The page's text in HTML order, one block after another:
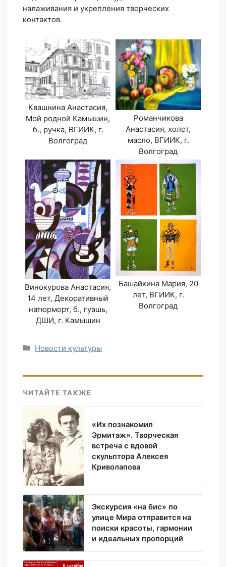
налаживания и укрепления творческих
контактов.
Квашнина Анастасия,
Мой родной Камышин,
б., ручка, ВГИИК, г.
Волгоград
Романчикова
Анастасия, холст,
масло, ВГИИК, г.
Волгоград
Винокурова Анастасия,
14 лет, Декоративный
натюрморт, б., гуашь,
ДШИ, г. Камышин
Башайкина Мария, 20
лет, ВГИИК, г.
Волгоград
Рубрики
Новости культуры
ЧИТАЙТЕ ТАКЖЕ
«Их познакомил
Эрмитаж». Творческая
встреча с вдовой
скульптора Алексея
Криволапова
Экскурсия «на бис» по
улице Мира отправится на
поиски красоты, гармонии
и идеальных пропорций